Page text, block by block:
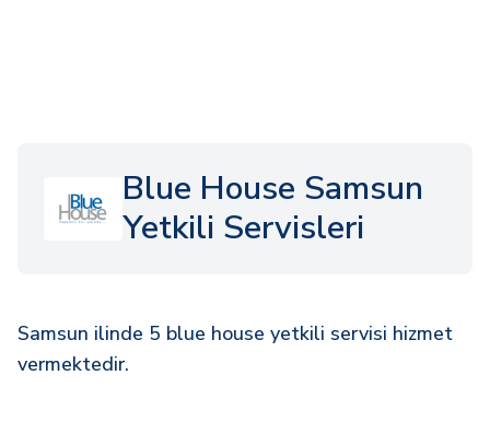
Blue House Samsun
Yetkili Servisleri
Samsun ilinde 5 blue house yetkili servisi hizmet
vermektedir.